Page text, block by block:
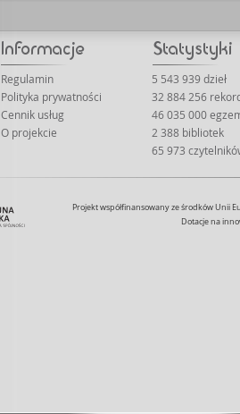
Regulamin
Polityka prywatności
Cennik usług
O projekcie
5 543 939 dzieł
32 884 256
46 035 000
2 388 bibliotek
65 973
Projekt współfinansowany ze środków Unii
Dotacje na